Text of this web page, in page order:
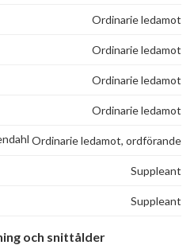
Ordinarie ledamot
Ordinarie ledamot
Ordinarie ledamot
Ordinarie ledamot
Ordinarie ledamot, ordförande
Suppleant
Suppleant
och snittålder